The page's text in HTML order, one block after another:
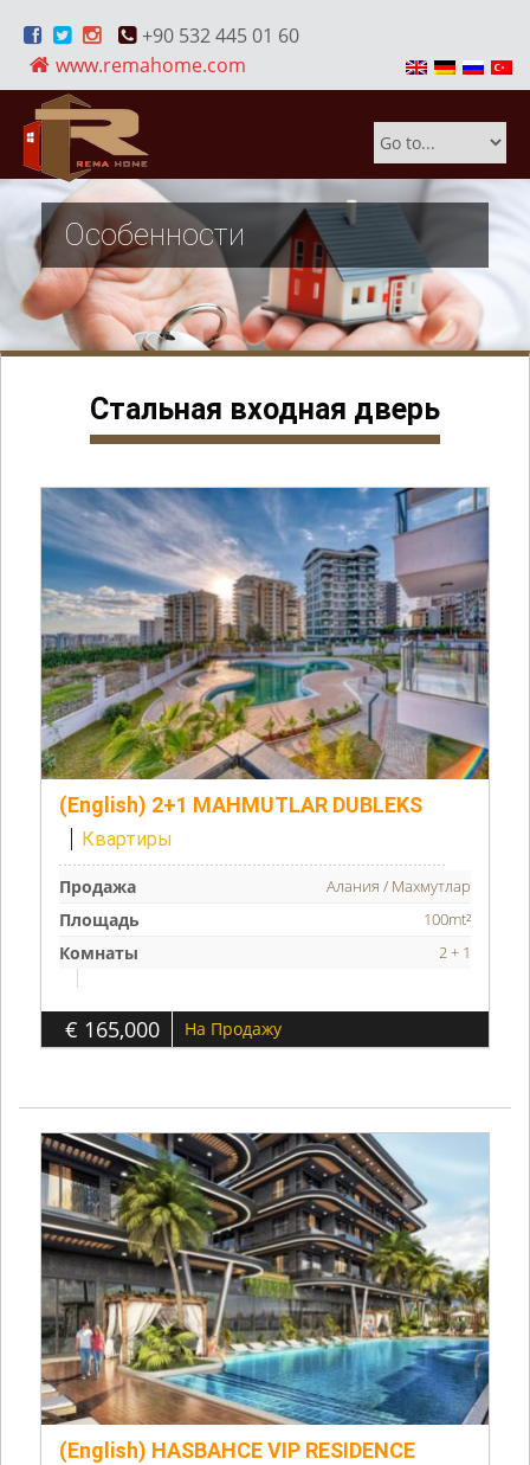
+90 532 445 01 60
www.remahome.com
Особенности
Стальная входная дверь
(English) 2+1 MAHMUTLAR DUBLEKS
Квартиры
Продажа Алания / Махмутлар
Площадь 100mt²
Комнаты 2 + 1
€ 165,000 На Продажу
(English) HASBAHCE VIP RESIDENCE